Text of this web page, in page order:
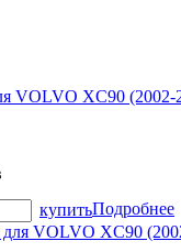
VOLVO XC90 (2002-
купитьПодробнее